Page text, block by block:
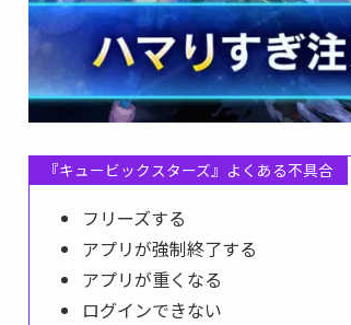
『キュービックスターズ』よくある不具合
フリーズする
アプリが強制終了する
アプリが重くなる
ログインできない